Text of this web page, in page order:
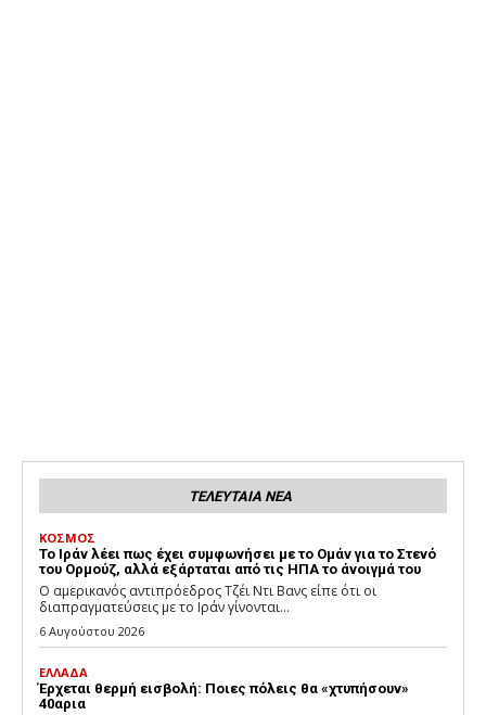
ΤΕΛΕΥΤΑΙΑ ΝΕΑ
ΚΟΣΜΟΣ
Το Ιράν λέει πως έχει συμφωνήσει με το Ομάν για το Στενό
του Ορμούζ, αλλά εξάρταται από τις ΗΠΑ το άνοιγμά του
Ο αμερικανός αντιπρόεδρος Τζέι Ντι Βανς είπε ότι οι
διαπραγματεύσεις με το Ιράν γίνονται...
6 Αυγούστου 2026
ΕΛΛΑΔΑ
Έρχεται θερμή εισβολή: Ποιες πόλεις θα «χτυπήσουν»
40αρια